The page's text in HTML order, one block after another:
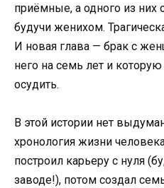
приёмные, а одного из
будучи женихом.
И новая глава — брак с
него на семь лет и
осудить.
В этой истории нет
хронология жизни
построил карьеру с нуля
заводе!), потом создал